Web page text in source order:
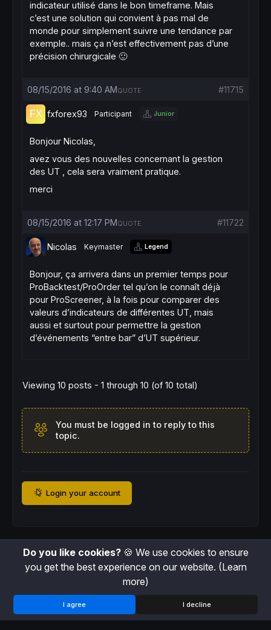
indicateur utilisé dans le bon timeframe. Mais
c’est une solution qui convient à pas mal de
monde pour simplement suivre une tendance par
exemple.. mais ça n’est effectivement pas d’une
précision chirurgicale 🙂
08/15/2016 at 9:40 AM #11715
QUOTE
fxforex93 Participant Junior
Bonjour Nicolas,
avez vous des nouvelles concernant la gestion
des UT , cela sera vraiment pratique.
merci
08/15/2016 at 12:17 PM #11722
QUOTE
Nicolas Keymaster Legend
Bonjour, ça arrivera dans un premier temps pour
ProBacktest/ProOrder tel qu’on le connaît déjà
pour ProScreener, à la fois pour comparer des
valeurs d’indicateurs de différentes UT, mais
aussi et surtout pour permettre la gestion
d’événements “entre bar” d’UT supérieur.
Viewing 10 posts - 1 through 10 (of 10 total)
You must be logged in to reply to this
topic.
Login your account
Do you like cookies?🍪 We use cookies to ensure
you get the best experience on our website. (Learn
more)
I agree I decline